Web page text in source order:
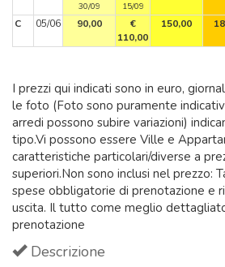
30/09
15/09
C 05/06 90,00
€
110,00
150,00
I prezzi qui indicati sono in euro,
le foto (Foto sono puramente
arredi possono subire variazioni)
tipo.Vi possono essere Ville e
caratteristiche particolari/diverse a
superiori.Non sono inclusi nel prezzo:
spese obbligatorie di prenotazione e
uscita. Il tutto come meglio
prenotazione
Descrizione